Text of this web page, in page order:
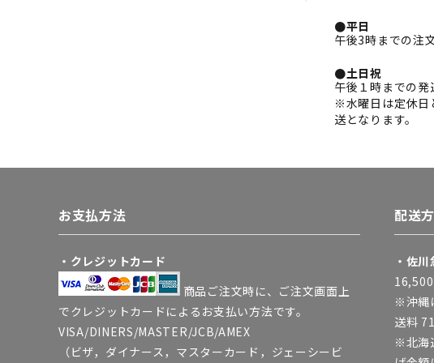
●平日
午後3時までの注
●土日祝
午後１時までの
※水曜日は定休日
送となります。
お支払方法
・クレジットカード
商品ご注文時に、ご注文画面上
でクレジットカードによるお支払い方法です。
VISA/DINERS/MASTER/JCB/AMEX
（ビザ，ダイナース，マスターカード，ジェーシービ
配送
・佐
※沖縄
送料
※北海